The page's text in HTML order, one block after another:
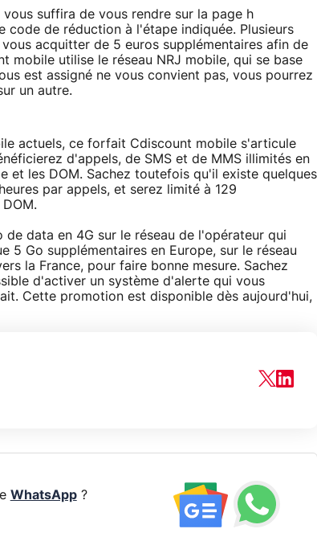
suffira de vous rendre sur la page h
de réduction à l'étape indiquée. Plusieurs
acquitter de 5 euros supplémentaires afin de
mobile utilise le réseau NRJ mobile, qui se base
est assigné ne vous convient pas, vous pourrez
un autre.
actuels, ce forfait Cdiscount mobile s'articule
d'appels, de SMS et de MMS illimités en
et les DOM. Sachez toutefois qu'il existe quelques
par appels, et serez limité à 129
data en 4G sur le réseau de l'opérateur qui
5 Go supplémentaires en Europe, sur le réseau
la France, pour faire bonne mesure. Sachez
d'activer un système d'alerte qui vous
Cette promotion est disponible dès aujourd'hui,
WhatsApp?